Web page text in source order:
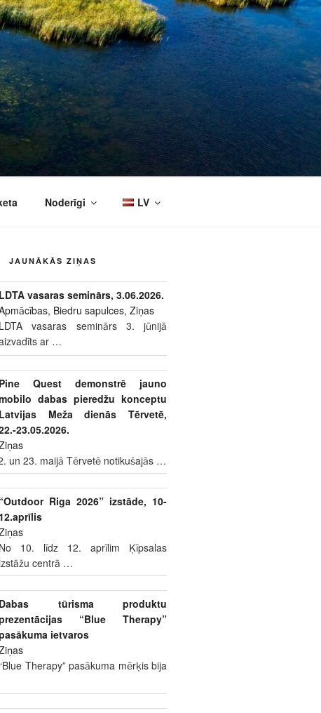
Noderīgi LV
JAUNĀKĀS ZIŅAS
LDTA vasaras seminārs, 3.06.2026.
, Biedru sapulces,Ziņas
LDTA vasaras seminārs 3. jūnijā
ar …
Pine Quest demonstrē jauno
dabas pieredžu konceptu
Latvijas Meža dienās Tērvetē,
23.05.2026.
un 23. maijā Tērvetē notikušajās …
“Outdoor Riga 2026” izstāde, 10-
12.aprīlis
No 10. līdz 12. aprīlim Ķīpsalas
centrā …
Dabas tūrisma produktu
“Blue Therapy”
ietvaros
Therapy” pasākuma mērķis bija